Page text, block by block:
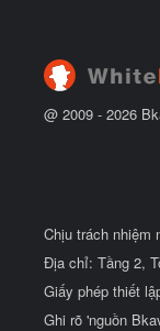
@ 2009 - 2026
Chịu trách nhiệm
Địa chỉ: Tầng 2,
Giấy phép thiết
Ghi rõ 'nguồn